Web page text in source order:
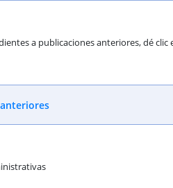
a publicaciones anteriores, dé clic